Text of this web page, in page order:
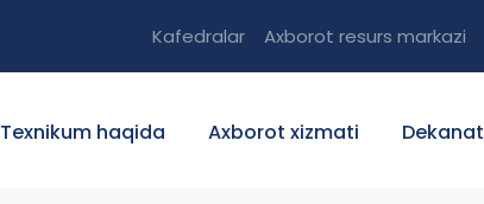
Kafedralar Axborot resurs markazi
Texnikum haqida Axborot xizmati Dekanat